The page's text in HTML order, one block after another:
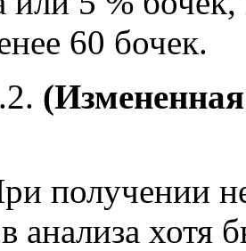
60 бочек.
анализа